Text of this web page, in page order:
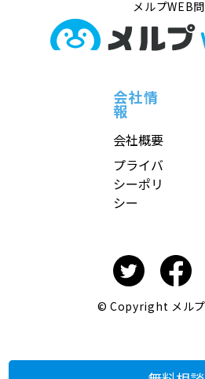
メルプWEB
会社情
報
会社概要
プライバ
シーポリ
シー
© Copyright メル